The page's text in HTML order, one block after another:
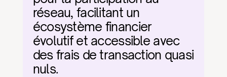
réseau, facilitant un
écosystème financier
évolutif et accessible avec
des frais de transaction quasi
nuls.